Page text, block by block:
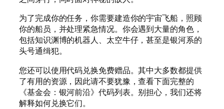
为了完成你的任务，你需要建造你的宇宙飞船，照顾
你的船员，并处理紧急情况。你会遇到大量的角色，
包括知识渊博的机器人、太空牛仔，甚至是银河系的
头号通缉犯。
您还可以使用代码兑换免费赠品。其中大多数都提供
了有用的资源，因此请不要犹豫，查看下面完整的
《基金会：银河前沿》代码列表。别担心，我们还将
解释如何兑换它们。